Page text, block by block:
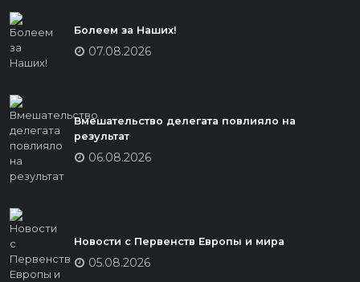
Болеем за Наших!
07.08.2026
Вмешательство делегата повлияло на
результат
06.08.2026
Новости с Первенств Европы и мира
05.08.2026